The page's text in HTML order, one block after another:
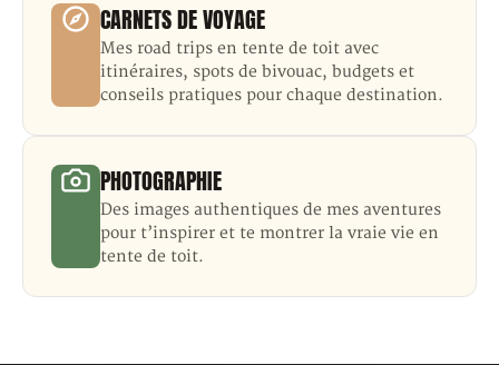
CARNETS DE VOYAGE
Mes road trips en tente de toit avec
itinéraires, spots de bivouac, budgets et
conseils pratiques pour chaque destination.
PHOTOGRAPHIE
Des images authentiques de mes aventures
pour t’inspirer et te montrer la vraie vie en
tente de toit.